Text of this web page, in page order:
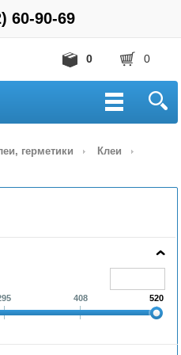
60-90-69
0
0
герметики Клеи
408 520